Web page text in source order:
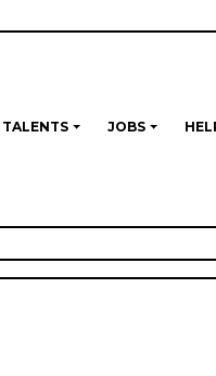
TALENTS JOBS